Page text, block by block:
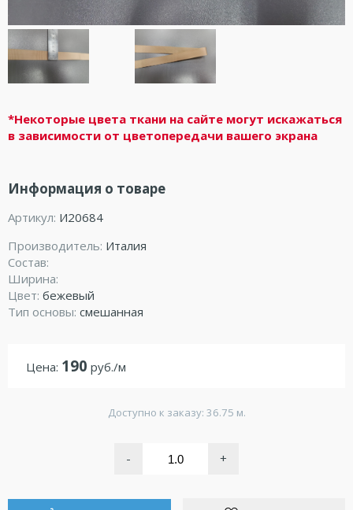
*Некоторые цвета ткани на сайте могут искажаться
в зависимости от цветопередачи вашего экрана
Информация о товаре
Артикул: И20684
Производитель: Италия
Состав:
Ширина:
Цвет: бежевый
Тип основы: смешанная
Цена: 190 руб./м
Доступно к заказу: 36.75 м.
- +